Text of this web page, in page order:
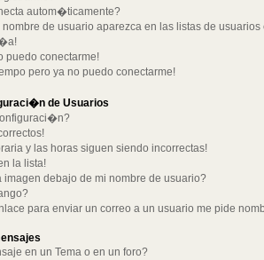
autom�ticamente?
de usuario aparezca en las listas de usuarios
conectarme!
pero ya no puedo conectarme!
de Usuarios
y las horas siguen siendo incorrectas!
la lista!
debajo de mi nombre de usuario?
para enviar un correo a un usuario me pide
en un Tema o en un foro?